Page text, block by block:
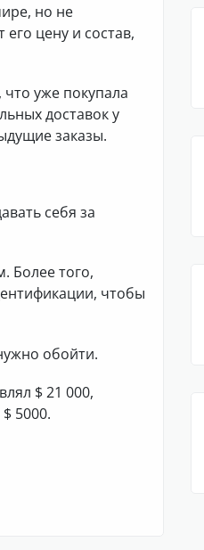
но не
цену и состав,
уже покупала
доставок у
заказы.
себя за
Более того,
чтобы
обойти.
$ 21 000,
5000.